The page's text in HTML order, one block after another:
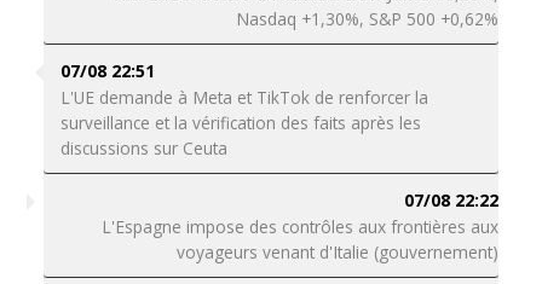
Nasdaq +1,30%, S&P 500 +0,62%
07/08 22:51
L'UE demande à Meta et TikTok de renforcer la
surveillance et la vérification des faits après les
discussions sur Ceuta
07/08 22:22
L'Espagne impose des contrôles aux frontières aux
voyageurs venant d'Italie (gouvernement)